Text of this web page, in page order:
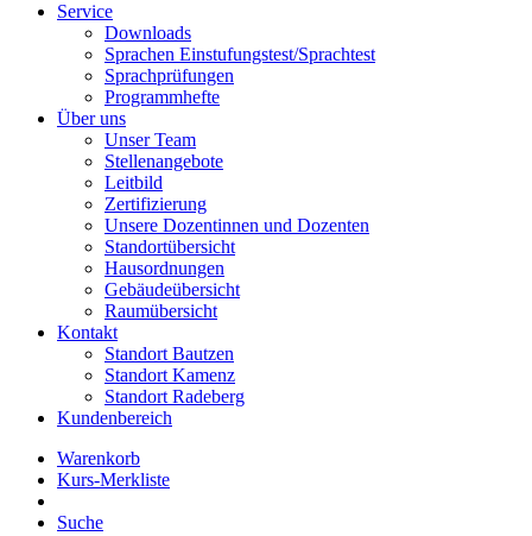
Service
Downloads
Sprachen Einstufungstest/Sprachtest
Sprachprüfungen
Programmhefte
Über uns
Unser Team
Stellenangebote
Leitbild
Zertifizierung
Unsere Dozentinnen und Dozenten
Standortübersicht
Hausordnungen
Gebäudeübersicht
Raumübersicht
Kontakt
Standort Bautzen
Standort Kamenz
Standort Radeberg
Kundenbereich
Warenkorb
Kurs-Merkliste
Suche